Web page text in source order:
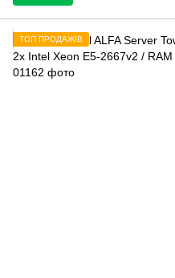
ТОП ПРОДАЖІВ